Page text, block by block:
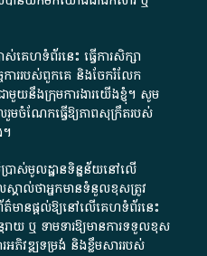
គេហទំព័រនេះ ធ្វើការសិក្សា
ចការ​របស់ពួកគេ និងចែករំលែក
ាមួយនឹងក្រុមការងារយើងខ្ញុំ។ សូម
រួមចំណែកធ្វើឱ្យភាពសុក្រឹតរបស់
រាស់មូលដ្ឋានទិន្នន័យនៅលើ
គាល់ថាអ្នកមានទំនួលខុសត្រូវ
មានផ្តល់ឱ្យនៅលើគេហទំព័រនេះ
ាយ ឬ ទាមទារ​ឱ្យមានការទទួលខុស​
អភិវឌ្ឍទម្រង់ និងខ្លឹមសាររបស់